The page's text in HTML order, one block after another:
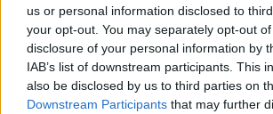
us or personal information disclosed to
your opt-out. You may separately opt-out
disclosure of your personal information by
IAB’s list of downstream participants. This
also be disclosed by us to third parties on
Downstream Participants that may further